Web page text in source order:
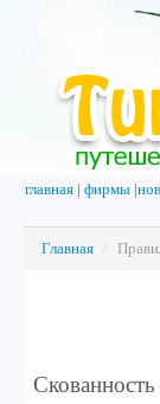
главная фирмы
Главная /